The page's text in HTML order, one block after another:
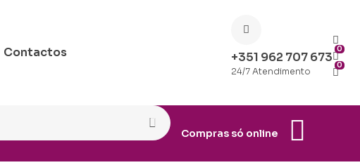
Contactos +351 962 707 673
24/7 Atendimento
0
0
Compras só online